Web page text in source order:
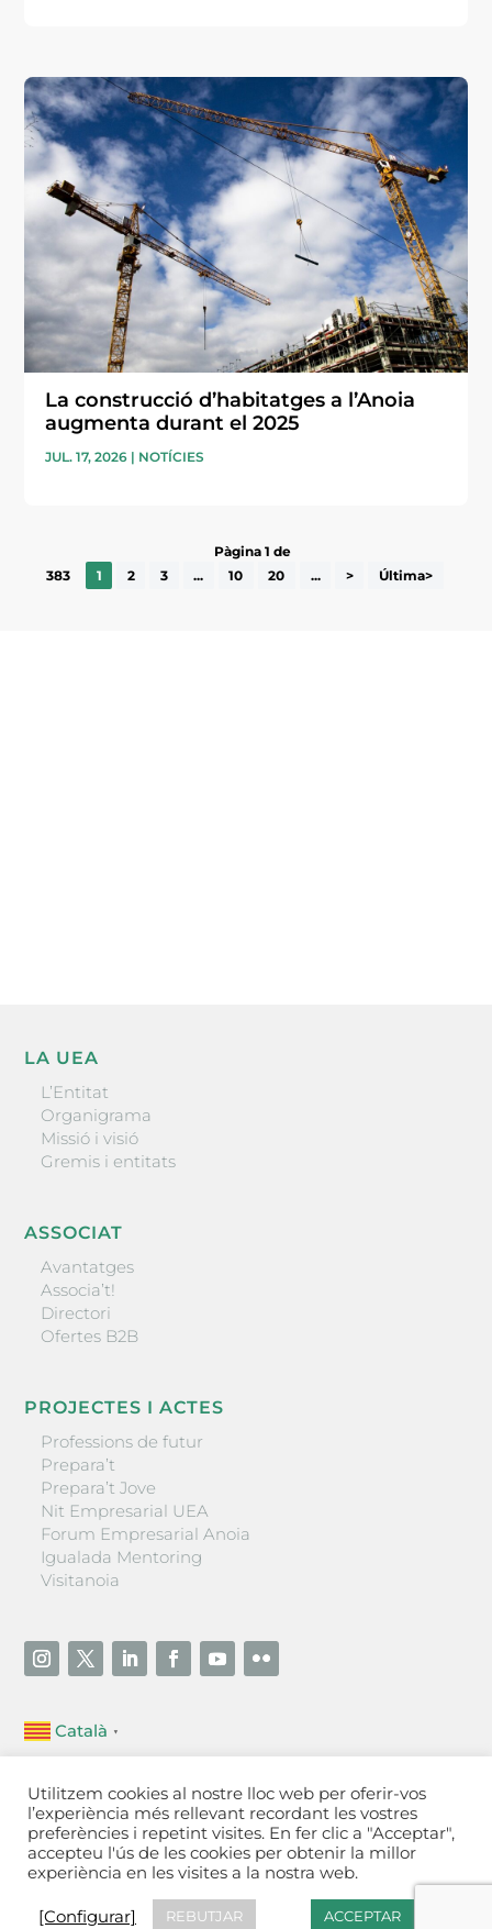
La construcció d’habitatges a l’Anoia
augmenta durant el 2025
JUL. 17, 2026 | NOTÍCIES
Pàgina 1 de
383
1 2 3 ... 10 20 ... > Última>
LA UEA
L’Entitat
Organigrama
Missió i visió
Gremis i entitats
ASSOCIAT
Avantatges
Associa’t!
Directori
Ofertes B2B
PROJECTES I ACTES
Professions de futur
Prepara’t
Prepara’t Jove
Nit Empresarial UEA
Forum Empresarial Anoia
Igualada Mentoring
Visitanoia
Català ▼
Unió Empresarial de l’Anoia (UEA)
Ctra. de Manresa, 131, 08700 – Igualada(Barcelona)
Tel 93 805 22 92
Contactar
Política
de cookies [Configurar]
Utilitzem cookies al nostre lloc web per oferir-vos
l’experiència més rellevant recordant les vostres
preferències i repetint visites. En fer clic a "Acceptar",
accepteu l'ús de les cookies per obtenir la millor
experiència en les visites a la nostra web.
[Configurar] REBUTJAR ACCEPTAR